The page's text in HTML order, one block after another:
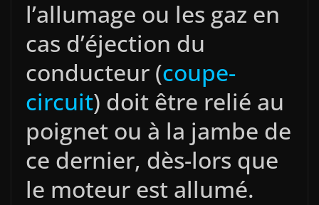
l’allumage ou les gaz en
cas d’éjection du
conducteur (coupe-
circuit) doit être relié au
poignet ou à la jambe de
ce dernier, dès-lors que
le moteur est allumé.